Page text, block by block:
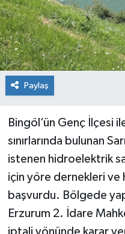
Paylaş
Bingöl’ün Genç İlçesi
sınırlarında bulunan
istenen hidroelektrik
için yöre dernekleri ve
başvurdu. Bölgede
Erzurum 2. İdare
iptali yönünde karar
SAĞLIK
SİYASET
SOLHAN
YAYLADERE
YEDİSU